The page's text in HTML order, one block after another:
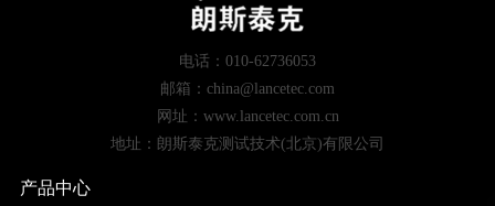
电话：010-62736053
邮箱：china@lancetec.com
网址：www.lancetec.com.cn
地址：朗斯泰克测试技术(北京)有限公司
产品中心